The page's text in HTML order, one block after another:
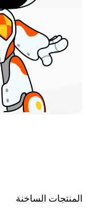
المنتجات الساخنة